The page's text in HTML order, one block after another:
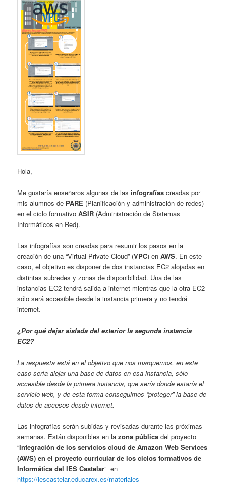
Hola,
Me gustaría enseñaros algunas de lasinfografías creadas por
mis alumnos de PARE (Planificación y administración de redes)
en el ciclo formativoASIR (Administración de Sistemas
Informáticos en Red).
Las infografías son creadas para resumir los pasos en la
creación de una “Virtual Private Cloud” (VPC) enAWS. En este
caso, el objetivo es disponer de dos instancias EC2 alojadas en
distintas subredes y zonas de disponibilidad. Una de las
instancias EC2 tendrá salida a internet mientras que la otra EC2
sólo será accesible desde la instancia primera y no tendrá
internet.
¿Por qué dejar aislada del exterior la segunda instancia
EC2?
La respuesta está en el objetivo que nos marquemos, en este
caso sería alojar una base de datos en esa instancia, sólo
accesible desde la primera instancia, que sería donde estaría el
servicio web, y de esta forma conseguimos “proteger” la base de
datos de accesos desde internet.
Las infografías serán subidas y revisadas durante las próximas
semanas. Están disponibles en lazona pública del proyecto
“Integración de los servicios cloud de Amazon Web Services
(AWS) en el proyecto curricular de los ciclos formativos de
Informática del IES Castelar” en
https://iescastelar.educarex.es/materiales